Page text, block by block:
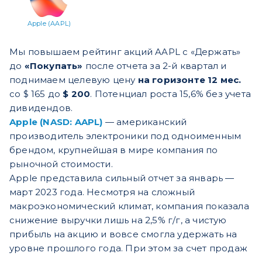
Apple (AAPL)
Мы повышаем рейтинг акций AAPL с «Держать»
до «Покупать» после отчета за 2-й квартал и
поднимаем целевую цену на горизонте 12 мес.
со $ 165 до $ 200. Потенциал роста 15,6% без учета
дивидендов.
Apple (NASD: AAPL) — американский
производитель электроники под одноименным
брендом, крупнейшая в мире компания по
рыночной стоимости.
Apple представила сильный отчет за январь —
март 2023 года. Несмотря на сложный
макроэкономический климат, компания показала
снижение выручки лишь на 2,5% г/г, а чистую
прибыль на акцию и вовсе смогла удержать на
уровне прошлого года. При этом за счет продаж